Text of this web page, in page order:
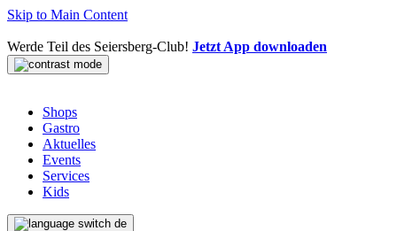
Skip to Main Content
Werde Teil des Seiersberg-Club! Jetzt App downloaden
Shops
Gastro
Aktuelles
Events
Services
Kids
de